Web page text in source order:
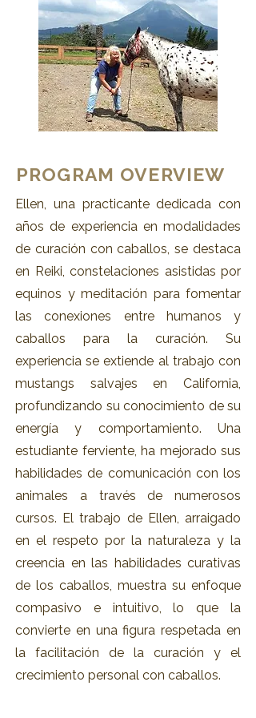
PROGRAM OVERVIEW
Ellen, una practicante dedicada con
años de experiencia en modalidades
de curación con caballos, se destaca
en Reiki, constelaciones asistidas por
equinos y meditación para fomentar
las conexiones entre humanos y
caballos para la curación. Su
experiencia se extiende al trabajo con
mustangs salvajes en California,
profundizando su conocimiento de su
energía y comportamiento. Una
estudiante ferviente, ha mejorado sus
habilidades de comunicación con los
animales a través de numerosos
cursos. El trabajo de Ellen, arraigado
en el respeto por la naturaleza y la
creencia en las habilidades curativas
de los caballos, muestra su enfoque
compasivo e intuitivo, lo que la
convierte en una figura respetada en
la facilitación de la curación y el
crecimiento personal con caballos.